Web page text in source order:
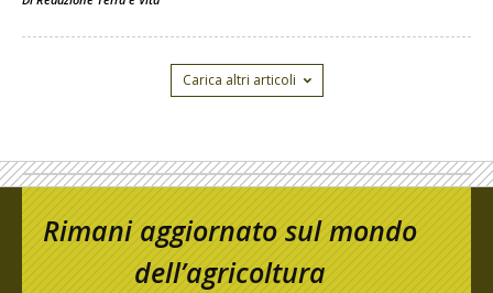
Carica altri articoli
Rimani aggiornato sul mondo
dell’agricoltura